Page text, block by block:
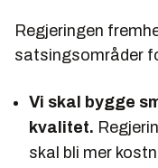
Regjeringen
satsingsområder
Vi skal bygge
kvalitet.
skal bli mer